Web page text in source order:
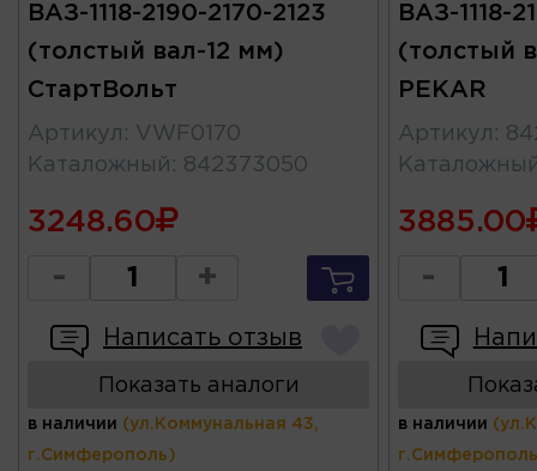
ВАЗ-1118-2190-2170-2123
(толстый вал-12 мм)
СтартВольт
Артикул : VWF0170
Каталожный : 842373050
3248.60
- +
Написать отзыв
Показать аналоги
в наличии (ул.Коммунальная 43,
г.Симферополь)
ВАЗ-1118-
(толстый
PEKAR
Артикул :
3885.00
-
в наличии